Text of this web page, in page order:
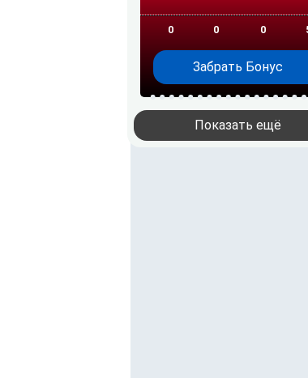
0 0 0
Забрать Бонус
Показать ещё